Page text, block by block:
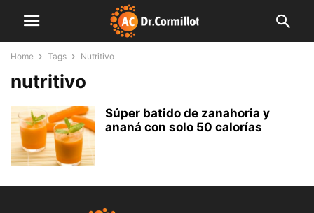
Home Tags Nutritivo
nutritivo
Súper batido de zanahoria y
ananá con solo 50 calorías